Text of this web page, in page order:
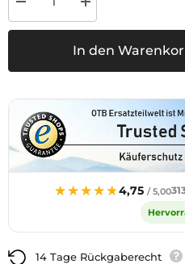
für
Sicherungsdose
Menge
für
Sicherungsdose
polig
In den
★★★★★
★★★★★4,75 / 5,00
14 Tage Rückgaberecht